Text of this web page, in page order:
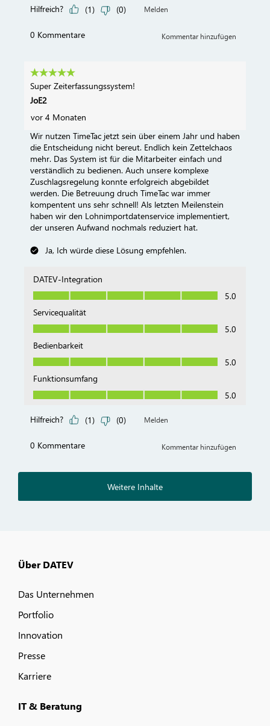
Über DATEV
Das Unternehmen
Portfolio
Innovation
Presse
Karriere
IT & Beratung